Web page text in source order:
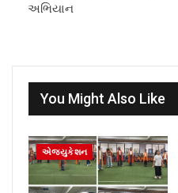
અભિયાન
You Might Also Like
એજ્યુકેશન